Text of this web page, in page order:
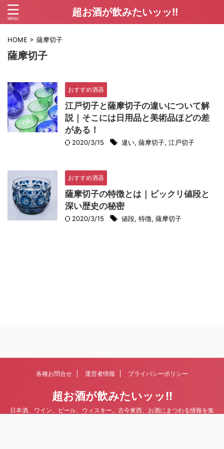
超お酒が飲みたいッッ!!
HOME > 薩摩切子
薩摩切子
おすすめ酒器
江戸切子と薩摩切子の違いについて解
説｜そこには日用品と美術品ほどの差
がある！
2020/3/15 違い, 薩摩切子, 江戸切子
おすすめ酒器
薩摩切子の特徴とは｜ビックリ値段と
深い歴史の秘密
2020/3/15 値段, 特徴, 薩摩切子
各種お問合せ 運営者情報 プライバシーポリシー
超お酒が飲みたいッッ!!
日本酒、ワイン、ビール、ウィスキー。古今東西、お酒にまつわる情報を集